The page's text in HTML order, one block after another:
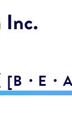
・E・A